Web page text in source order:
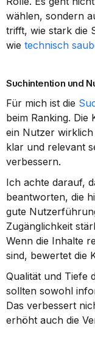
wählen, sondern
trifft, wie stark die
wie technisch
Suchintention und
Für mich ist die
beim Ranking.
ein Nutzer
klar und relevant
verbessern.
Ich achte darauf,
beantworten, die
gute
Zugänglichkeit
Wenn die Inhalte
sind, bewertet die
Qualität und Tiefe
sollten sowohl
Das verbessert
erhöht auch die